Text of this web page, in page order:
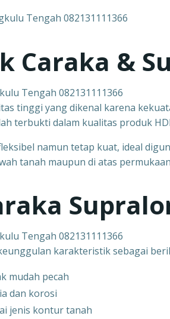
Caraka &
Tengah 082131111366
tinggi yang dikenal karena
terbukti dalam kualitas produk
namun tetap kuat, ideal
tanah maupun di atas
Tengah 082131111366
karakteristik sebagai
mudah pecah
dan korosi
jenis kontur tanah